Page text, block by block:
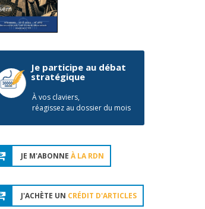
Je participe au débat
stratégique
À vos claviers,
réagissez au dossier du mois
JE M'ABONNE À LA RDN
J'ACHÈTE UN CRÉDIT D'ARTICLES